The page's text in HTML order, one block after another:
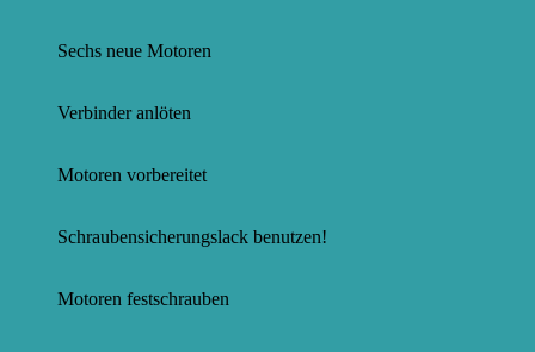
Sechs neue Motoren
Verbinder anlöten
Motoren vorbereitet
Schraubensicherungslack benutzen!
Motoren festschrauben